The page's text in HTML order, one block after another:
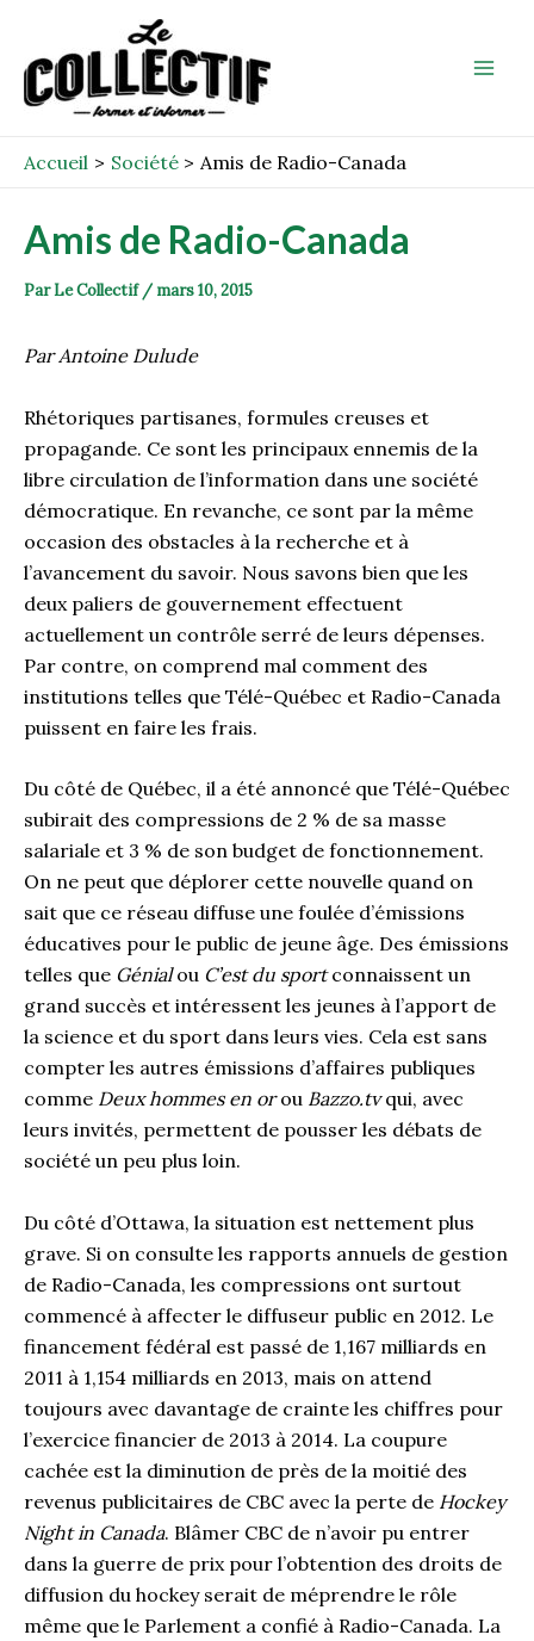
contenu
Accueil Société Amis de Radio-Canada
Amis de Radio-Canada
ParLe Collectif / mars 10, 2015
Par Antoine Dulude
Rhétoriques partisanes, formules creuses et
propagande. Ce sont les principaux ennemis de la
libre circulation de l’information dans une société
démocratique. En revanche, ce sont par la même
occasion des obstacles à la recherche et à
l’avancement du savoir. Nous savons bien que les
deux paliers de gouvernement effectuent
actuellement un contrôle serré de leurs dépenses.
Par contre, on comprend mal comment des
institutions telles que Télé-Québec et Radio-Canada
puissent en faire les frais.
Du côté de Québec, il a été annoncé que Télé-Québec
subirait des compressions de 2 % de sa masse
salariale et 3 % de son budget de fonctionnement.
On ne peut que déplorer cette nouvelle quand on
sait que ce réseau diffuse une foulée d’émissions
éducatives pour le public de jeune âge. Des émissions
telles que Génialou C’est du sportconnaissent un
grand succès et intéressent les jeunes à l’apport de
la science et du sport dans leurs vies. Cela est sans
compter les autres émissions d’affaires publiques
comme Deux hommes en orou Bazzo.tvqui, avec
leurs invités, permettent de pousser les débats de
société un peu plus loin.
Du côté d’Ottawa, la situation est nettement plus
grave. Si on consulte les rapports annuels de gestion
de Radio-Canada, les compressions ont surtout
commencé à affecter le diffuseur public en 2012. Le
financement fédéral est passé de 1,167 milliards en
2011 à 1,154 milliards en 2013, mais on attend
toujours avec davantage de crainte les chiffres pour
l’exercice financier de 2013 à 2014. La coupure
cachée est la diminution de près de la moitié des
revenus publicitaires de CBC avec la perte de Hockey
Night in Canada. Blâmer CBC de n’avoir pu entrer
dans la guerre de prix pour l’obtention des droits de
diffusion du hockey serait de méprendre le rôle
même que le Parlement a confié à Radio-Canada. La
navigation